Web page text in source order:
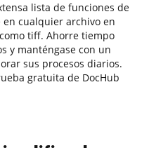
lista de funciones de
cualquier archivo en
tiff. Ahorre tiempo
y manténgase con un
sus procesos diarios.
gratuita de DocHub